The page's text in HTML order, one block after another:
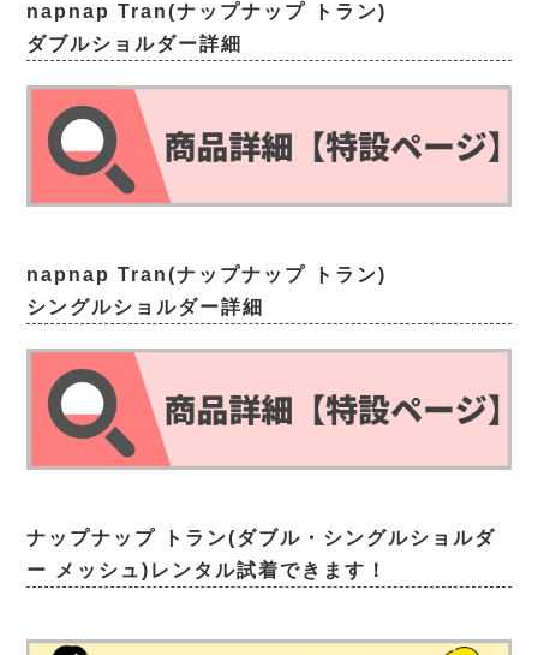
napnap Tran(ナップナップ トラン)
ダブルショルダー詳細
napnap Tran(ナップナップ トラン)
シングルショルダー詳細
ナップナップ トラン(ダブル・シングルショルダ
ー メッシュ)レンタル試着できます！